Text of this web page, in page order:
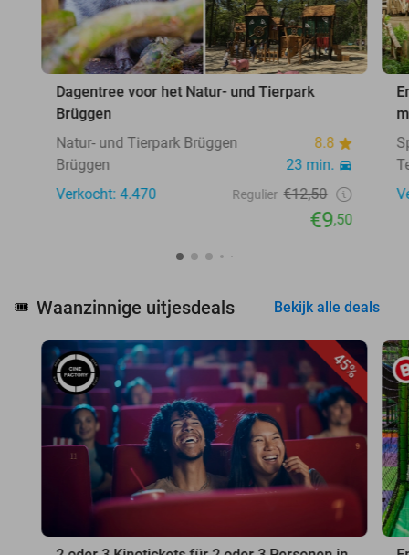
Dagentree voor het Natur- und Tierpark
Brüggen
Natur- und Tierpark Brüggen
8.8
Brüggen
23 min.
Verkocht: 4.470
Regulier €12,50
€9,50
🎟️ Waanzinnige uitjesdeals Bekijk alle deals
45%